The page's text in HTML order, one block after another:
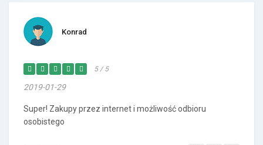
Konrad
5 / 5
2019-01-29
Super! Zakupy przez internet i możliwość odbioru
osobistego